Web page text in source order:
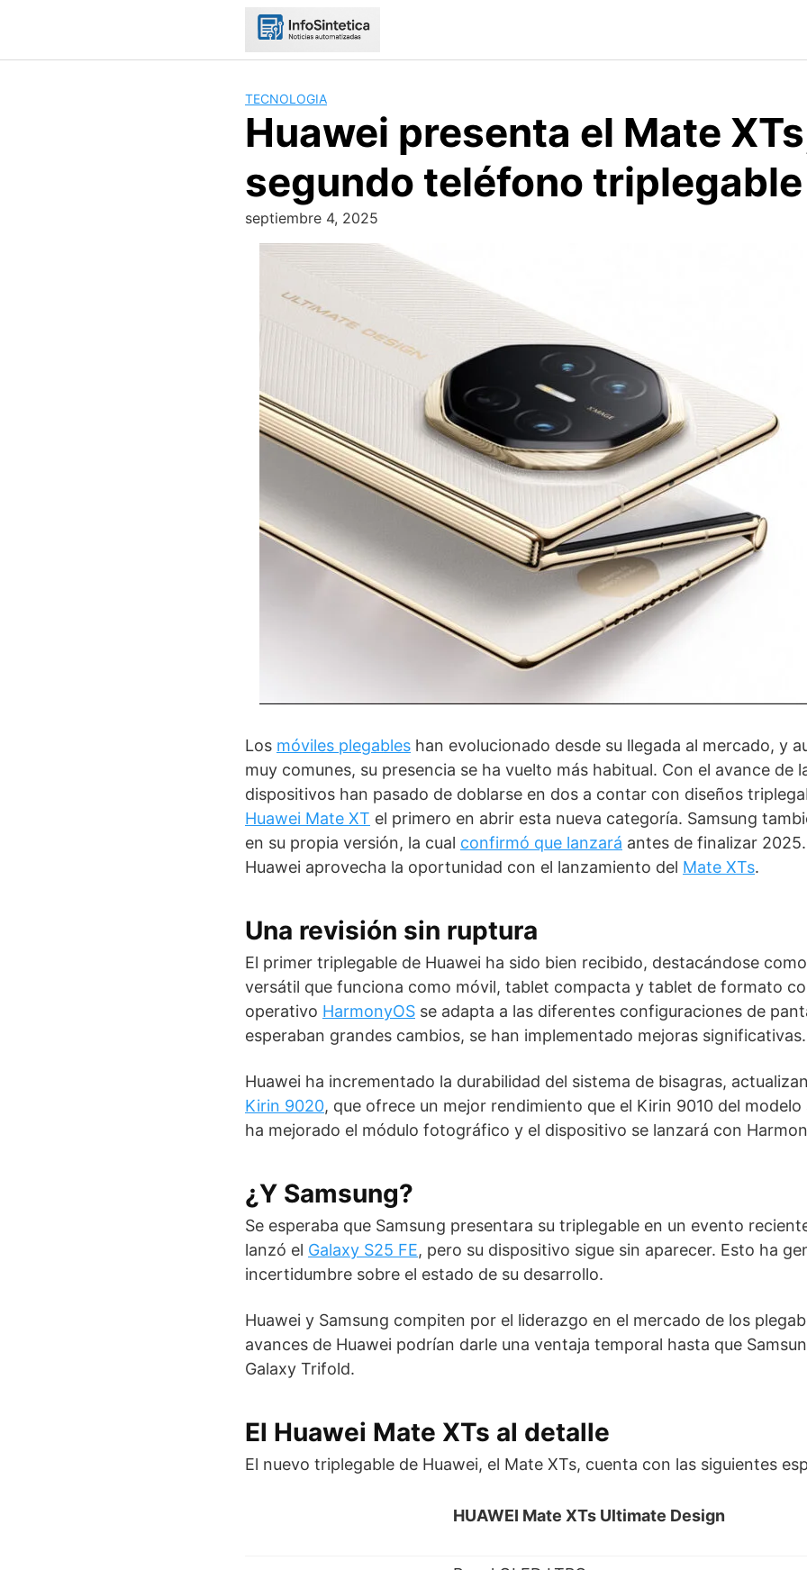
TECNOLOGIA
Huawei presenta el Mate
segundo teléfono triplegable
septiembre 4, 2025
Los móviles plegables han evolucionado desde su llegada al mercado, y
muy comunes, su presencia se ha vuelto más habitual. Con el avance de
dispositivos han pasado de doblarse en dos a contar con diseños
Huawei Mate XT el primero en abrir esta nueva categoría. Samsung
en su propia versión, la cual confirmó que lanzará antes de finalizar
Huawei aprovecha la oportunidad con el lanzamiento del Mate XTs.
Una revisión sin ruptura
El primer triplegable de Huawei ha sido bien recibido, destacándose
versátil que funciona como móvil, tablet compacta y tablet de formato
operativo HarmonyOS se adapta a las diferentes configuraciones de
esperaban grandes cambios, se han implementado mejoras significativas.
Huawei ha incrementado la durabilidad del sistema de bisagras,
Kirin 9020, que ofrece un mejor rendimiento que el Kirin 9010 del
ha mejorado el módulo fotográfico y el dispositivo se lanzará con
¿Y Samsung?
Se esperaba que Samsung presentara su triplegable en un evento
lanzó el Galaxy S25 FE, pero su dispositivo sigue sin aparecer. Esto ha
incertidumbre sobre el estado de su desarrollo.
Huawei y Samsung compiten por el liderazgo en el mercado de los
avances de Huawei podrían darle una ventaja temporal hasta que
Galaxy Trifold.
El Huawei Mate XTs al detalle
El nuevo triplegable de Huawei, el Mate XTs, cuenta con las siguientes
HUAWEI Mate XTs Ultimate Design